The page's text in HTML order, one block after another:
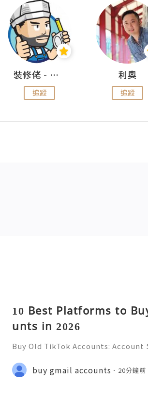
裝修佬 - 香港一站式網上裝修平台
追蹤
利奧
追蹤
10 Best Platforms to
unts in 2026
Buy Old TikTok Accounts:
💲💫🌐✨💎Fast & Reliable 24/7
✨💎WhatsApp :+1 (506) 541-7768
buy gmail accounts 20分鐘前